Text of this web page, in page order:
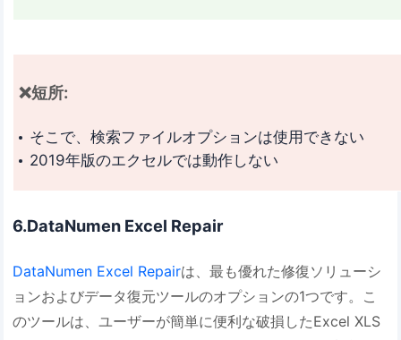
❌短所:
そこで、検索ファイルオプションは使用できない
2019年版のエクセルでは動作しない
6.DataNumen Excel Repair
DataNumen Excel Repairは、最も優れた修復ソリューシ
ョンおよびデータ復元ツールのオプションの1つです。こ
のツールは、ユーザーが簡単に便利な破損したExcel XLS